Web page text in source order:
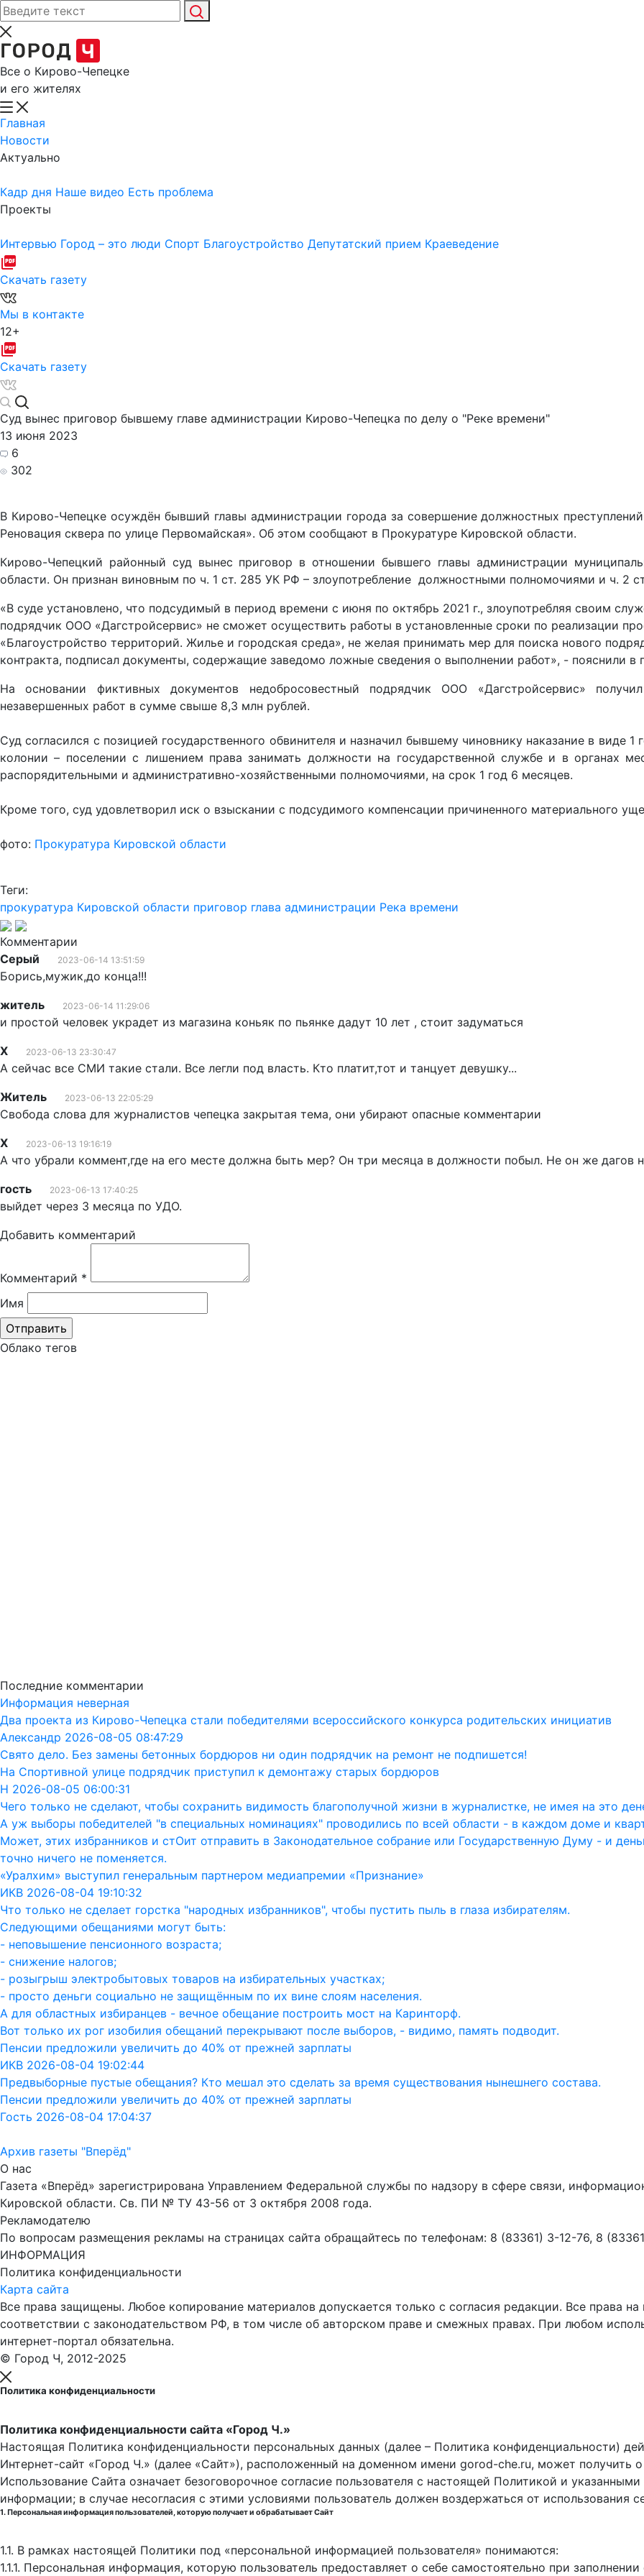
Все о Кирово-Чепецке
и его жителях
Главная
Новости
Актуально
Кадр дня Наше видео Есть проблема
Проекты
Интервью Город – это люди Спорт Благоустройство Депутатский прием Краеведение
Скачать газету
Мы в контакте
12+
Скачать газету
Суд вынес приговор бывшему главе администрации Кирово-Чепецка по делу о "Реке времени"
13 июня 2023
6
302
В Кирово-Чепецке осуждён бывший главы администрации города за совершение должностных
Реновация сквера по улице Первомайская». Об этом сообщают в Прокуратуре Кировской области.
Кирово-Чепецкий районный суд вынес приговор в отношении бывшего главы администрации
области. Он признан виновным по ч. 1 ст. 285 УК РФ – злоупотребление должностными полномочиями и ч. 2
«В суде установлено, что подсудимый в период времени с июня по октябрь 2021 г., злоупотребляя своим
подрядчик ООО «Дагстройсервис» не сможет осуществить работы в установленные сроки по реализации
«Благоустройство территорий. Жилье и городская среда», не желая принимать мер для поиска нового
контракта, подписал документы, содержащие заведомо ложные сведения о выполнении работ», - пояснили в
На основании фиктивных документов недобросовестный подрядчик ООО «Дагстройсервис»
незавершенных работ в сумме свыше 8,3 млн рублей.
Суд согласился с позицией государственного обвинителя и назначил бывшему чиновнику наказание в виде
колонии – поселении с лишением права занимать должности на государственной службе и в органах
распорядительными и административно-хозяйственными полномочиями, на срок 1 год 6 месяцев.
Кроме того, суд удовлетворил иск о взыскании с подсудимого компенсации причиненного материального
фото: Прокуратура Кировской области
Теги:
прокуратура Кировской области приговор глава администрации Река времени
Комментарии
Серый
2023-06-14 13:51:59
Борись,мужик,до конца!!!
житель
2023-06-14 11:29:06
и простой человек украдет из магазина коньяк по пьянке дадут 10 лет , стоит задуматься
Х
2023-06-13 23:30:47
А сейчас все СМИ такие стали. Все легли под власть. Кто платит,тот и танцует девушку...
Житель
2023-06-13 22:05:29
Свобода слова для журналистов чепецка закрытая тема, они убирают опасные комментарии
Х
2023-06-13 19:16:19
А что убрали коммент,где на его месте должна быть мер? Он три месяца в должности побыл. Не он же дагов
гость
2023-06-13 17:40:25
выйдет через 3 месяца по УДО.
Добавить комментарий
Комментарий *
Имя
Облако тегов
Последние комментарии
Информация неверная
Два проекта из Кирово-Чепецка стали победителями всероссийского конкурса родительских инициатив
Александр 2026-08-05 08:47:29
Свято дело. Без замены бетонных бордюров ни один подрядчик на ремонт не подпишется!
На Спортивной улице подрядчик приступил к демонтажу старых бордюров
Н 2026-08-05 06:00:31
Чего только не сделают, чтобы сохранить видимость благополучной жизни в журналистке, не имея на это
А уж выборы победителей "в специальных номинациях" проводились по всей области - в каждом доме и
Может, этих избранников и стОит отправить в Законодательное собрание или Государственную Думу - и
точно ничего не поменяется.
«Уралхим» выступил генеральным партнером медиапремии «Признание»
ИКВ 2026-08-04 19:10:32
Что только не сделает горстка "народных избранников", чтобы пустить пыль в глаза избирателям.
Следующими обещаниями могут быть:
- неповышение пенсионного возраста;
- снижение налогов;
- розыгрыш электробытовых товаров на избирательных участках;
- просто деньги социально не защищённым по их вине слоям населения.
А для областных избиранцев - вечное обещание построить мост на Каринторф.
Вот только их рог изобилия обещаний перекрывают после выборов, - видимо, память подводит.
Пенсии предложили увеличить до 40% от прежней зарплаты
ИКВ 2026-08-04 19:02:44
Предвыборные пустые обещания? Кто мешал это сделать за время существования нынешнего состава.
Пенсии предложили увеличить до 40% от прежней зарплаты
Гость 2026-08-04 17:04:37
Архив газеты "Вперёд"
О нас
Газета «Вперёд» зарегистрирована Управлением Федеральной службы по надзору в сфере связи,
Кировской области. Св. ПИ № ТУ 43-56 от 3 октября 2008 года.
Рекламодателю
По вопросам размещения рекламы на страницах сайта обращайтесь по телефонам: 8 (83361) 3-12-76, 8
ИНФОРМАЦИЯ
Политика конфиденциальности
Карта сайта
Все права защищены. Любое копирование материалов допускается только с согласия редакции. Все права
соответствии с законодательством РФ, в том числе об авторском праве и смежных правах. При любом
интернет-портал обязательна.
© Город Ч, 2012-2025
Политика конфиденциальности
Политика конфиденциальности сайта «Город Ч.»
Настоящая Политика конфиденциальности персональных данных (далее – Политика конфиденциальности)
Интернет-сайт «Город Ч.» (далее «Сайт»), расположенный на доменном имени gorod-che.ru, может получить
Использование Сайта означает безоговорочное согласие пользователя с настоящей Политикой и
информации; в случае несогласия с этими условиями пользователь должен воздержаться от использования
1. Персональная информация пользователей, которую получает и обрабатывает Сайт
1.1. В рамках настоящей Политики под «персональной информацией пользователя» понимаются:
1.1.1. Персональная информация, которую пользователь предоставляет о себе самостоятельно при